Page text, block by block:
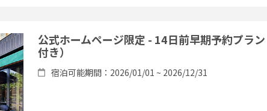
公式ホームページ限定 - 14日前早期予約プラ
付き）
宿泊可能期間：2026/01/01 ~ 2026/12/31